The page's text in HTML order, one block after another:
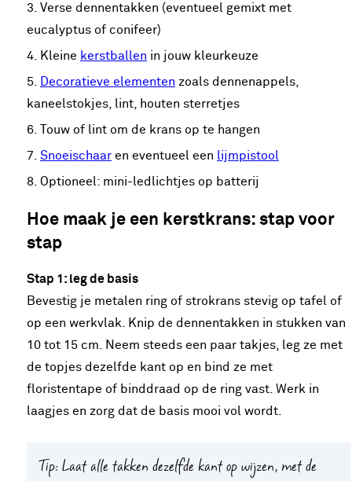
Verse dennentakken (eventueel gemixt met
eucalyptus of conifeer)
Kleine kerstballen in jouw kleurkeuze
Decoratieve elementen zoals dennenappels,
kaneelstokjes, lint, houten sterretjes
Touw of lint om de krans op te hangen
Snoeischaar en eventueel een lijmpistool
Optioneel: mini-ledlichtjes op batterij
Hoe maak je een kerstkrans: stap voor
stap
Stap 1: leg de basis
Bevestig je metalen ring of strokrans stevig op tafel of
op een werkvlak. Knip de dennentakken in stukken van
10 tot 15 cm. Neem steeds een paar takjes, leg ze met
de topjes dezelfde kant op en bind ze met
floristentape of binddraad op de ring vast. Werk in
laagjes en zorg dat de basis mooi vol wordt.
Tip: Laat alle takken dezelfde kant op wijzen, met de